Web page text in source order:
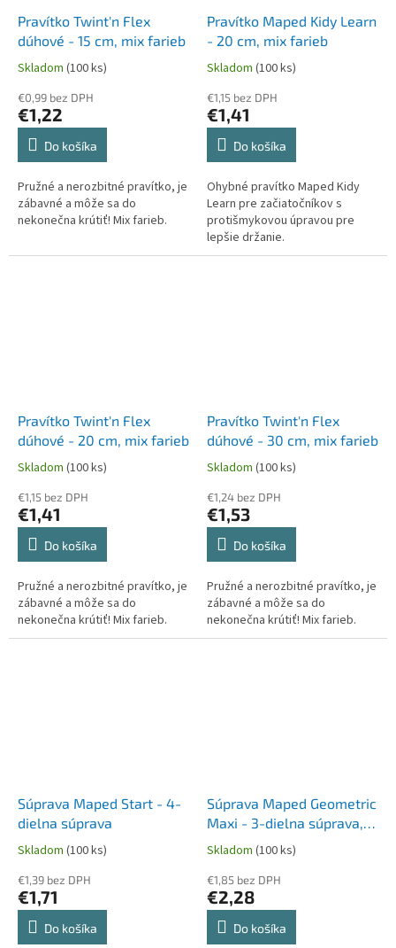
Pravítko Twint'n Flex
dúhové - 15 cm, mix farieb
Skladom (100 ks)
€0,99 bez DPH
€1,22
Do košíka
Pružné a nerozbitné pravítko, je
zábavné a môže sa do
nekonečna krútiť! Mix farieb.
Pravítko Maped Kidy Learn
- 20 cm, mix farieb
Skladom (100 ks)
€1,15 bez DPH
€1,41
Do košíka
Ohybné pravítko Maped Kidy
Learn pre začiatočníkov s
protišmykovou úpravou pre
lepšie držanie.
Pravítko Twint'n Flex
dúhové - 20 cm, mix farieb
Skladom (100 ks)
€1,15 bez DPH
€1,41
Do košíka
Pružné a nerozbitné pravítko, je
zábavné a môže sa do
nekonečna krútiť! Mix farieb.
Pravítko Twint'n Flex
dúhové - 30 cm, mix farieb
Skladom (100 ks)
€1,24 bez DPH
€1,53
Do košíka
Pružné a nerozbitné pravítko, je
zábavné a môže sa do
nekonečna krútiť! Mix farieb.
Súprava Maped Start - 4-
dielna súprava
Skladom (100 ks)
€1,39 bez DPH
€1,71
Do košíka
Súprava Maped Geometric
Maxi - 3-dielna súprava,
pre ľavákov
Skladom (100 ks)
€1,85 bez DPH
€2,28
Do košíka